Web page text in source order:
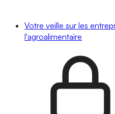
Votre veille sur les
l'agroalimentaire